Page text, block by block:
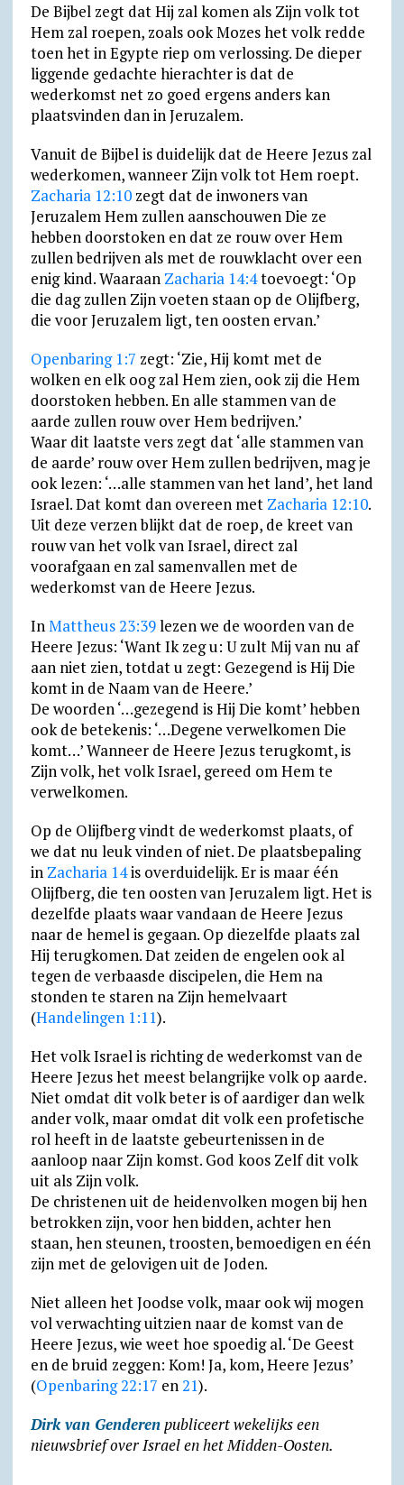
y
De Bijbel zegt dat Hij zal komen als Zijn volk tot
Hem zal roepen, zoals ook Mozes het volk redde
toen het in Egypte riep om verlossing. De dieper
liggende gedachte hierachter is dat de
wederkomst net zo goed ergens anders kan
plaatsvinden dan in Jeruzalem.
Vanuit de Bijbel is duidelijk dat de Heere Jezus zal
wederkomen, wanneer Zijn volk tot Hem roept.
Zacharia 12:10zegt dat de inwoners van
Jeruzalem Hem zullen aanschouwen Die ze
hebben doorstoken en dat ze rouw over Hem
zullen bedrijven als met de rouwklacht over een
enig kind. Waaraan Zacharia 14:4toevoegt: ‘Op
die dag zullen Zijn voeten staan op de Olijfberg,
die voor Jeruzalem ligt, ten oosten ervan.’
Openbaring 1:7 zegt: ‘Zie, Hij komt met de
wolken en elk oog zal Hem zien, ook zij die Hem
doorstoken hebben. En alle stammen van de
aarde zullen rouw over Hem bedrijven.’
Waar dit laatste vers zegt dat ‘alle stammen van
de aarde’ rouw over Hem zullen bedrijven, mag je
ook lezen: ‘…alle stammen van het land’, het land
Israel. Dat komt dan overeen met Zacharia 12:10.
Uit deze verzen blijkt dat de roep, de kreet van
rouw van het volk van Israel, direct zal
voorafgaan en zal samenvallen met de
wederkomst van de Heere Jezus.
InMattheus 23:39lezen we de woorden van de
Heere Jezus: ‘Want Ik zeg u: U zult Mij van nu af
aan niet zien, totdat u zegt: Gezegend is Hij Die
komt in de Naam van de Heere.’
De woorden ‘…gezegend is Hij Die komt’ hebben
ook de betekenis: ‘…Degene verwelkomen Die
komt…’ Wanneer de Heere Jezus terugkomt, is
Zijn volk, het volk Israel, gereed om Hem te
verwelkomen.
Op de Olijfberg vindt de wederkomst plaats, of
we dat nu leuk vinden of niet. De plaatsbepaling
in Zacharia 14is overduidelijk. Er is maar één
Olijfberg, die ten oosten van Jeruzalem ligt. Het is
dezelfde plaats waar vandaan de Heere Jezus
naar de hemel is gegaan. Op diezelfde plaats zal
Hij terugkomen. Dat zeiden de engelen ook al
tegen de verbaasde discipelen, die Hem na
stonden te staren na Zijn hemelvaart
(Handelingen 1:11).
Het volk Israel is richting de wederkomst van de
Heere Jezus het meest belangrijke volk op aarde.
Niet omdat dit volk beter is of aardiger dan welk
ander volk, maar omdat dit volk een profetische
rol heeft in de laatste gebeurtenissen in de
aanloop naar Zijn komst. God koos Zelf dit volk
uit als Zijn volk.
De christenen uit de heidenvolken mogen bij hen
betrokken zijn, voor hen bidden, achter hen
staan, hen steunen, troosten, bemoedigen en één
zijn met de gelovigen uit de Joden.
Niet alleen het Joodse volk, maar ook wij mogen
vol verwachting uitzien naar de komst van de
Heere Jezus, wie weet hoe spoedig al. ‘De Geest
en de bruid zeggen: Kom! Ja, kom, Heere Jezus’
(Openbaring 22:17 en21).
Dirk van Genderenpubliceert wekelijks een
nieuwsbrief over Israel en het Midden-Oosten.